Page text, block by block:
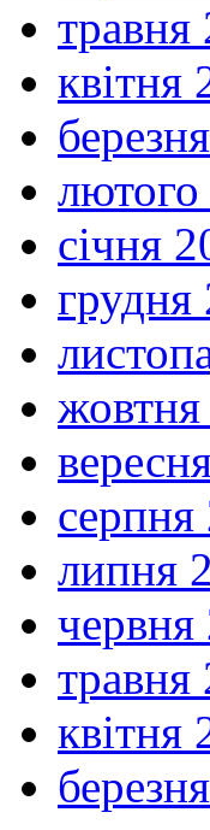
травня
квітня
січня
липня
травня
квітня